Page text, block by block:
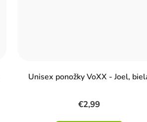
Unisex ponožky VoXX - Joel,
€2,99